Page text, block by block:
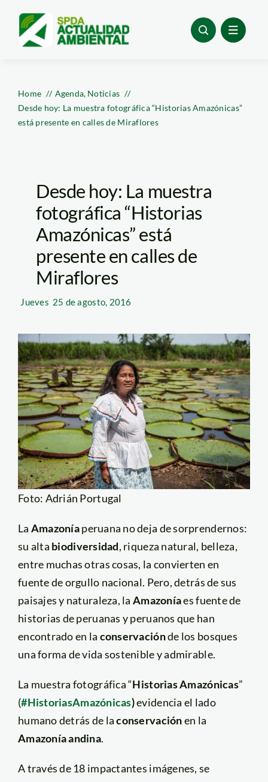
content
Home Agenda Noticias
Desde hoy: La muestra fotográfica “Historias Amazónicas”
está presente en calles de Miraflores
Desde hoy: La muestra
fotográfica “Historias
Amazónicas” está
presente en calles de
Miraflores
Jueves 25 de agosto, 2016
Foto: Adrián Portugal
La Amazoníaperuana no deja de sorprendernos:
su alta biodiversidad, riqueza natural, belleza,
entre muchas otras cosas, la convierten en
fuente de orgullo nacional. Pero, detrás de sus
paisajes y naturaleza, laAmazoníaes fuente de
historias de peruanas y peruanos que han
encontrado en la conservaciónde los bosques
una forma de vida sostenible y admirable.
La muestra fotográfica “Historias Amazónicas”
(#HistoriasAmazónicas)evidencia el lado
humano detrás de laconservaciónen la
Amazonía andina.
A través de 18 impactantes imágenes, se